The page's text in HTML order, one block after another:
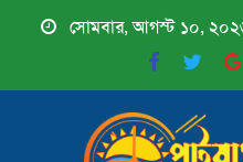
সোমবার, আগস্ট ১০, ২০২৬